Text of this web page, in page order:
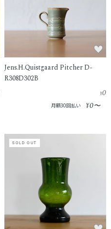
Jens.H.Quistgaard Pitcher D-
R308D302B
¥0
月額30回払い ¥0〜
SOLD OUT